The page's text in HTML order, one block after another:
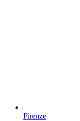
Firenze